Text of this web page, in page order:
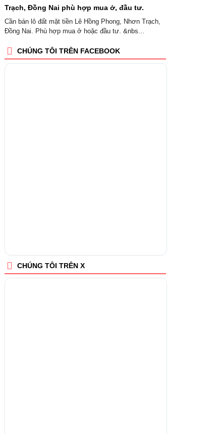
Trạch, Đồng Nai phù hợp mua ở, đầu tư.
Cần bán lô đất mặt tiền Lê Hồng Phong, Nhơn Trạch,
Đồng Nai. Phù hợp mua ở hoặc đầu tư. &nbs...
CHÚNG TÔI TRÊN FACEBOOK
CHÚNG TÔI TRÊN X